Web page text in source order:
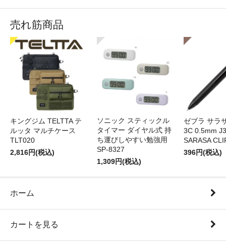
売れ筋商品
キングジム TELTTA テ
ルッタ マルチケース
TLT020
2,816円(税込)
ソニック スティックル
タイマー ダイヤル式 持
ち運びしやすい勉強用
SP-8327
1,309円(税込)
ゼブラ サラ
3C 0.5mm
SARASA
396円(税込)
ホーム
カートを見る